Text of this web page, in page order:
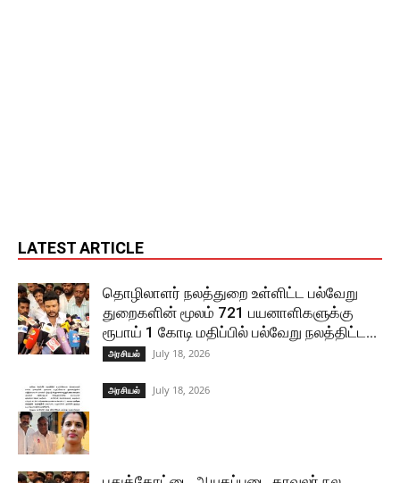
LATEST ARTICLE
தொழிலாளர் நலத்துறை உள்ளிட்ட பல்வேறு
துறைகளின் மூலம் 721 பயனாளிகளுக்கு
ரூபாய் 1 கோடி மதிப்பில் பல்வேறு நலத்திட்ட...
அரசியல் July 18, 2026
அரசியல் July 18, 2026